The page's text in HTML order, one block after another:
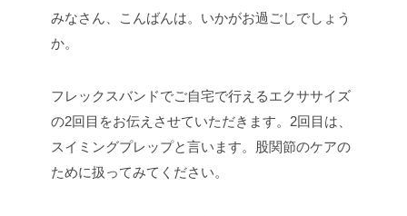
みなさん、こんばんは。いかがお過ごしでしょう
か。
フレックスバンドでご自宅で行えるエクササイズ
の2回目をお伝えさせていただきます。2回目は、
スイミングプレップと言います。股関節のケアの
ために扱ってみてください。